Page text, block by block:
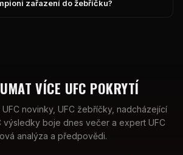
zařazení do žebříčku?
VÍCE UFC POKRYTÍ
UFC novinky, UFC žebříčky, nadcházející
výsledky boje dnes večer a expert UFC
analýza a předpovědi.